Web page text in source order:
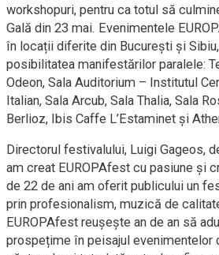
workshopuri, pentru ca totul să
Gală din 23 mai. Evenimentele
în locații diferite din București și
posibilitatea manifestărilor paralele:
Odeon, Sala Auditorium – Institutul
Italian, Sala Arcub, Sala Thalia, Sala
Berlioz, Ibis Caffe L’Estaminet și
Directorul festivalului, Luigi Gageos,
am creat EUROPAfest cu pasiune și
de 22 de ani am oferit publicului un
prin profesionalism, muzică de
EUROPAfest reușește an de an să
prospețime în peisajul evenimentelor